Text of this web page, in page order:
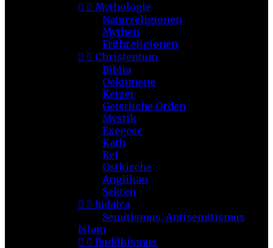
  Mythologie
Naturreligionen
Mythen
Frühreligionen
  Christentum
Biblia
Oekumene
Ketzer
Geistliche Orden
Mystik
Exegese
Kath
Ref
Ostkirche
Anglikan
Sekten
  Judaica
Semitismus, Antisemitismus
Islam
  Buddhismus